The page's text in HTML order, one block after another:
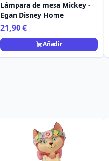
Lámpara de mesa Mickey -
Egan Disney Home
21,90 €
Añadir